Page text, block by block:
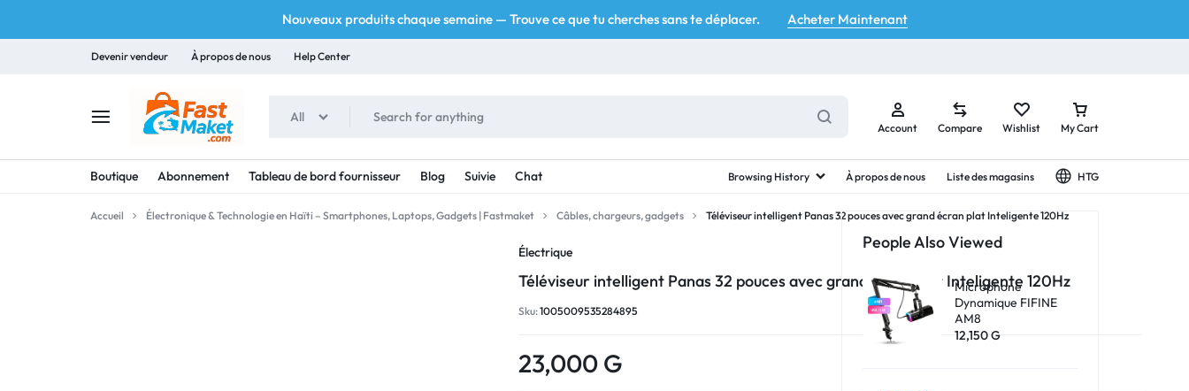
Nouveaux produits chaque semaine — Trouve ce que tu cherches sans te déplacer. Acheter Maintenant
Devenir vendeur À propos de nous Help Center
FASTMAKET
All
Account Compare Wishlist My Cart
Your bag is empty
Don't miss out on great deals! Start shopping or
Boutique Abonnement Tableau de bord fournisseur Blog Suivie Chat Browsing History À propos de nous Liste des magasins HTG
Accueil Électronique & Technologie en Haïti – Smartphones, Laptops, Gadgets | Fastmaket Câbles, chargeurs, gadgets Téléviseur intelligent Panas 32 pouces avec grand écran plat Inteligente 120Hz
Électrique
Téléviseur intelligent Panas 32 pouces avec grand écran plat Inteligente 120Hz
Sku:1005009535284895
23,000 G
People Also Viewed
Microphone
Dynamique FIFINE
AM8
12,150G